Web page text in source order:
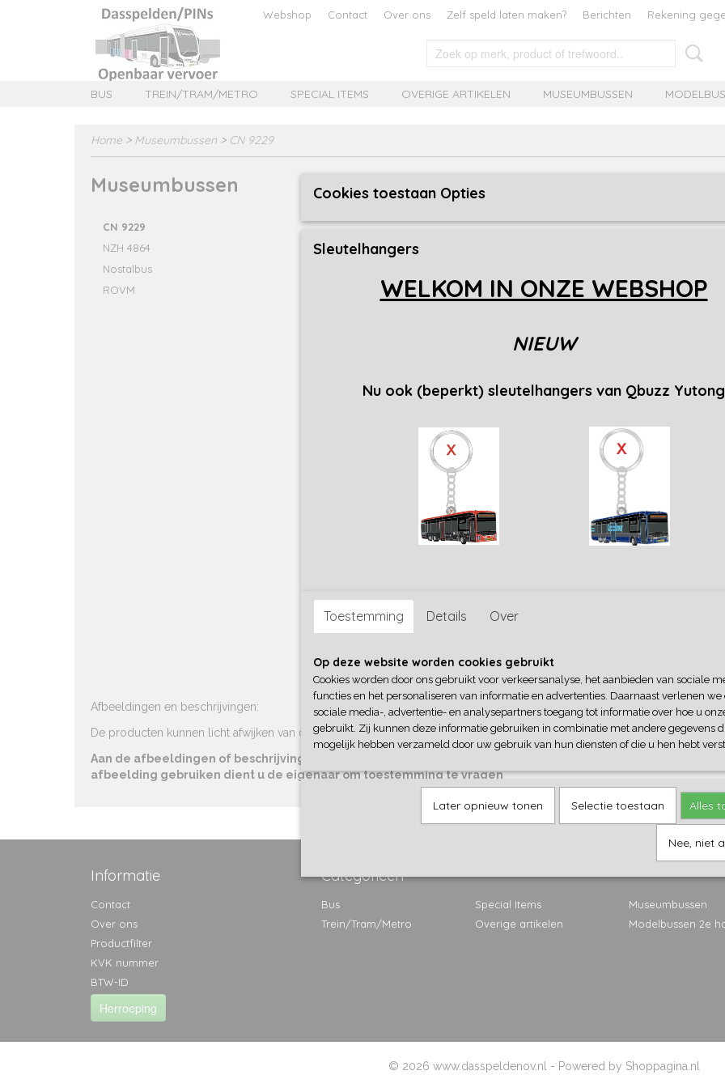
Webshop Contact Over ons Zelf speld laten maken? Berichten Rekening
BUS TREIN/TRAM/METRO SPECIAL ITEMS OVERIGE ARTIKELEN MUSEUMBUSSEN
Home > Museumbussen > CN 9229
Museumbussen
CN 9229
NZH 4864
Nostalbus
ROVM
LAATSTE MAGNEET
DAF MB200DKDL/Den Oudsten
Centraal Nederland 9229
DAF MB200DKDL/Den Oudsten
Mok Centraal Nederland
(300ml)
Mok (inhoud 300ML) met foto van
Afbeeldingen en beschrijvingen:
De producten kunnen licht afwijken van de afbeeldingen op de website, dit om de printbaarheid te verbeteren of om
Aan de afbeeldingen of beschrijving bij de artikelen kunnen geen rechten worden ontleend. Op de
afbeelding gebruiken dient u de eigenaar om toestemming te vragen
Informatie
Contact
Over ons
Productfilter
KVK nummer
BTW-ID
Herroeping
Categorieën
Bus
Trein/Tram/Metro
Special Items
Overige artikelen
Museumbussen
Modelbussen 2e
© 2026 www.dasspeldenov.nl - Powered by Shoppagina.nl
Cookies toestaan Opties
Sleutelhangers
WELKOM IN ONZE WEBSHOP
NIEUW
Nu ook (beperkt) sleutelhangers van Qbuzz Yutong
Toestemming Details Over
Op deze website worden cookies gebruikt
Cookies worden door ons gebruikt voor verkeersanalyse, het aanbieden van sociale
functies en het personaliseren van informatie en advertenties. Daarnaast verlenen we
sociale media-, advertentie- en analysepartners toegang tot informatie over hoe u
gebruikt. Zij kunnen deze informatie gebruiken in combinatie met andere gegevens
mogelijk hebben verzameld door uw gebruik van hun diensten of die u hen hebt
Later opnieuw tonen Selectie toestaan Alles
Nee, niet